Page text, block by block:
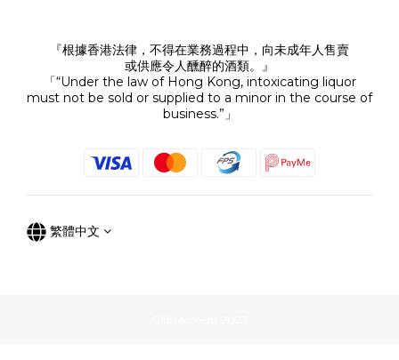
『根據香港法律，不得在業務過程中，向未成年人售賣
或供應令人醺醉的酒類。』
「“Under the law of Hong Kong, intoxicating liquor
must not be sold or supplied to a minor in the course of
business.”」
繁體中文